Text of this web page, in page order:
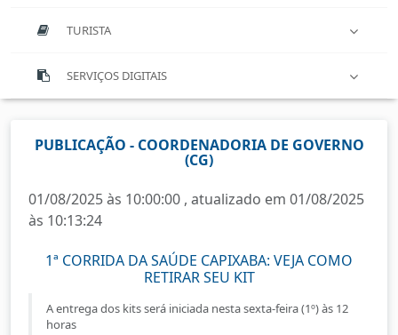
TURISTA
SERVIÇOS DIGITAIS
PUBLICAÇÃO - COORDENADORIA DE GOVERNO
(CG)
01/08/2025 às 10:00:00 , atualizado em 01/08/2025
às 10:13:24
1ª CORRIDA DA SAÚDE CAPIXABA: VEJA COMO
RETIRAR SEU KIT
A entrega dos kits será iniciada nesta sexta-feira (1º) às 12
horas